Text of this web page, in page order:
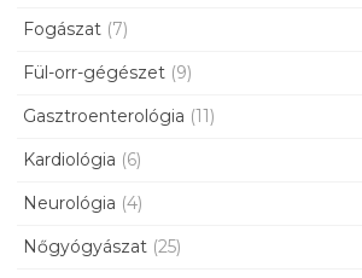
Fogászat (7)
Fül-orr-gégészet (9)
Gasztroenterológia (11)
Kardiológia (6)
Neurológia (4)
Nőgyógyászat (25)